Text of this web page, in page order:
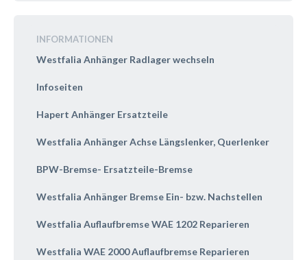
INFORMATIONEN
Westfalia Anhänger Radlager wechseln
Infoseiten
Hapert Anhänger Ersatzteile
Westfalia Anhänger Achse Längslenker, Querlenker
BPW-Bremse- Ersatzteile-Bremse
Westfalia Anhänger Bremse Ein- bzw. Nachstellen
Westfalia Auflaufbremse WAE 1202 Reparieren
Westfalia WAE 2000 Auflaufbremse Reparieren